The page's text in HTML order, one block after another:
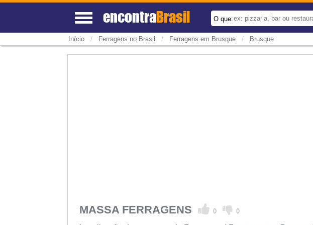
encontraBrasil O que:
Início / Ferragens no Brasil / Ferragens em Brusque / Brusque
MASSA FERRAGENS 0 0